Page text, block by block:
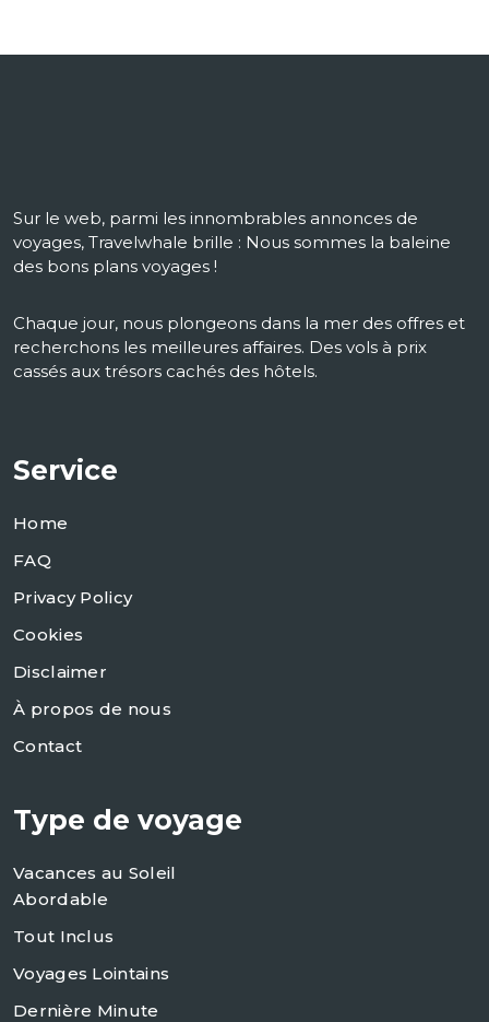
Sur le web, parmi les innombrables annonces de
voyages, Travelwhale brille : Nous sommes la baleine
des bons plans voyages !
Chaque jour, nous plongeons dans la mer des offres et
recherchons les meilleures affaires. Des vols à prix
cassés aux trésors cachés des hôtels.
Service
Home
FAQ
Privacy Policy
Cookies
Disclaimer
À propos de nous
Contact
Type de voyage
Vacances au Soleil
Abordable
Tout Inclus
Voyages Lointains
Dernière Minute